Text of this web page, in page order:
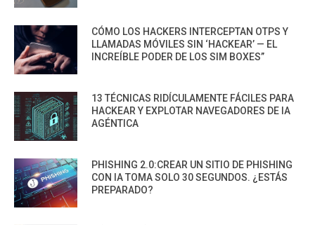
CÓMO LOS HACKERS INTERCEPTAN OTPS Y
LLAMADAS MÓVILES SIN ‘HACKEAR’ — EL
INCREÍBLE PODER DE LOS SIM BOXES”
13 TÉCNICAS RIDÍCULAMENTE FÁCILES PARA
HACKEAR Y EXPLOTAR NAVEGADORES DE IA
AGÉNTICA
PHISHING 2.0:CREAR UN SITIO DE PHISHING
CON IA TOMA SOLO 30 SEGUNDOS. ¿ESTÁS
PREPARADO?